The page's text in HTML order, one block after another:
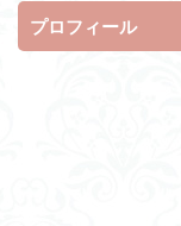
プロフィール